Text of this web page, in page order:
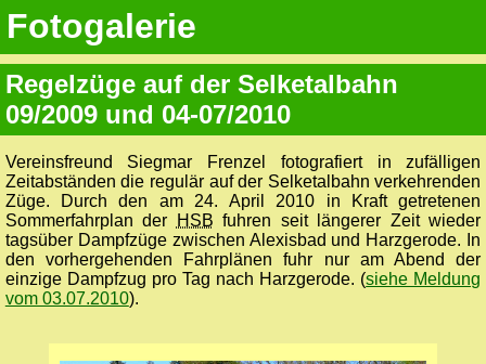
Fotogalerie
Regelzüge auf der Selketalbahn
09/2009 und 04-07/2010
Vereinsfreund Siegmar Frenzel fotografiert in zufälligen
Zeitabständen die regulär auf der Selketalbahn verkehrenden
Züge. Durch den am 24. April 2010 in Kraft getretenen
Sommerfahrplan der
HSB fuhren seit längerer Zeit wieder
tagsüber Dampfzüge zwischen Alexisbad und Harzgerode. In
den vorhergehenden Fahrplänen fuhr nur am Abend der
einzige Dampfzug pro Tag nach Harzgerode. (siehe Meldung
vom 03.07.2010).